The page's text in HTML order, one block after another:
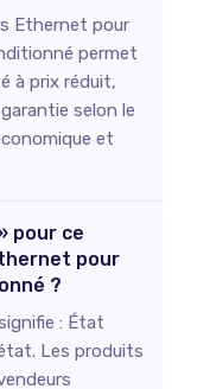
Ethernet pour
permet
à prix réduit,
selon le
et
pour ce
pour
?
: État
Les produits